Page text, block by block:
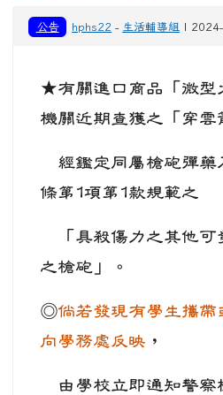
公告 hphs22 - 生活輔導組 |
★有關進口商品「微型
機關近期查獲之「穿雲
經鑑定同屬槍砲彈藥
條第1項第1款規範之
「具殺傷力之其他可
之槍砲」。
◎倘若發現有學生攜帶
向學務處反映 ，
由學校立即通知警察